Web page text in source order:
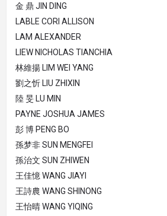
金 鼎 JIN DING
LABLE CORI ALLISON
LAM ALEXANDER
LIEW NICHOLAS TIANCHIA
林維揚 LIM WEI YANG
劉之忻 LIU ZHIXIN
陸 旻 LU MIN
PAYNE JOSHUA JAMES
彭 博 PENG BO
孫梦非 SUN MENGFEI
孫治文 SUN ZHIWEN
王佳憶 WANG JIAYI
王詩農 WANG SHINONG
王怡晴 WANG YIQING